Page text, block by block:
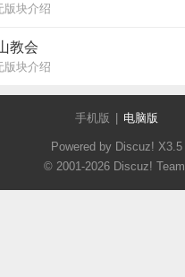
版块介绍
教会
版块介绍
手机版 电脑版
Powered by Discuz! X3.5
© 2001-2026 Discuz! Team